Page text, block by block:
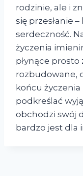
rodzinie, ale i
się przesłanie
serdeczność.
życzenia
płynące prosto
rozbudowane,
końcu
podkreślać
obchodzi swój
bardzo jest dla